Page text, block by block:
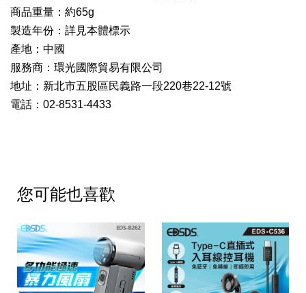
商品重量：約65g
製造年份：詳見本體標示
產地：中國
服務商：環光國際貿易有限公司
地址：新北市五股區民義路一段220巷22-12號
電話：02-8531-4433
您可能也喜歡